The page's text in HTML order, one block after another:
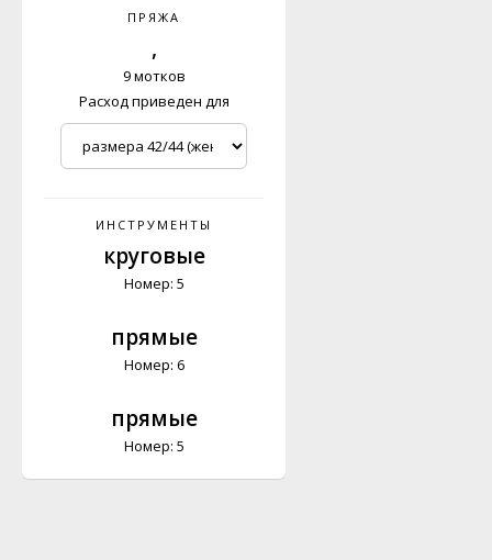
ПРЯЖА
,
9 мотков
Расход приведен для
ИНСТРУМЕНТЫ
круговые
Номер: 5
прямые
Номер: 6
прямые
Номер: 5